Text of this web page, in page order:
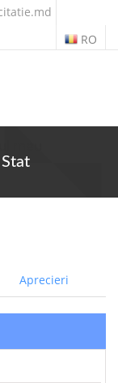
RO
Aprecieri